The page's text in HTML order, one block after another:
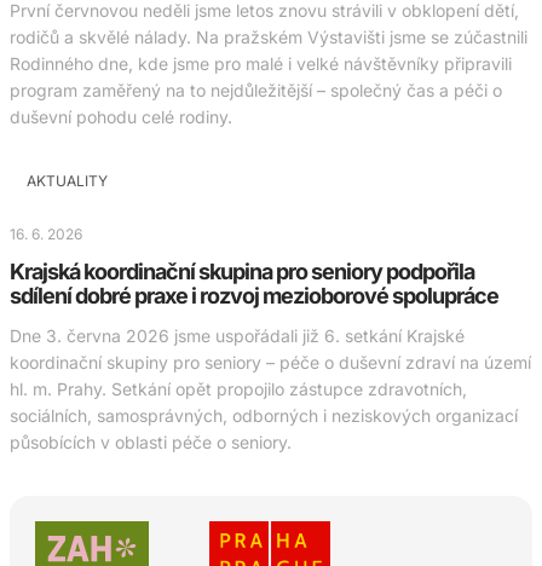
První červnovou neděli jsme letos znovu strávili v obklopení dětí,
rodičů a skvělé nálady. Na pražském Výstavišti jsme se zúčastnili
Rodinného dne, kde jsme pro malé i velké návštěvníky připravili
program zaměřený na to nejdůležitější – společný čas a péči o
duševní pohodu celé rodiny.
AKTUALITY
16. 6. 2026
Krajská koordinační skupina pro seniory podpořila
sdílení dobré praxe i rozvoj mezioborové spolupráce
Dne 3. června 2026 jsme uspořádali již 6. setkání Krajské
koordinační skupiny pro seniory – péče o duševní zdraví na území
hl. m. Prahy. Setkání opět propojilo zástupce zdravotních,
sociálních, samosprávných, odborných i neziskových organizací
působících v oblasti péče o seniory.